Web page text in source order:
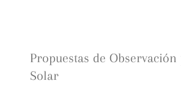
contentPropuestas de Observación
Solar